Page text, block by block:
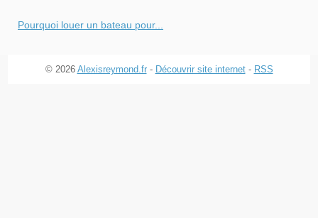
Pourquoi louer un bateau pour...
© 2026 Alexisreymond.fr- Découvrir site internet- RSS